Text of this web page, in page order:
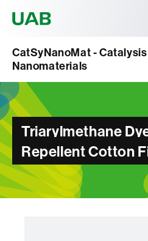
CatSyNanoMat - Catalysis
Nanomaterials
Triarylmethane
Repellent Cotton